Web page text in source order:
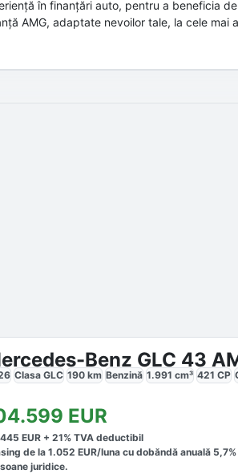
în finanțări auto, pentru a beneficia
AMG, adaptate nevoilor tale, la cele mai
Clasa GLC 190 km Benzină 1.991 cm³ 421 CP
EUR
EUR +21% TVA deductibil
de la1.052 EUR/luna cu dobăndă anuală 5,7
juridice.